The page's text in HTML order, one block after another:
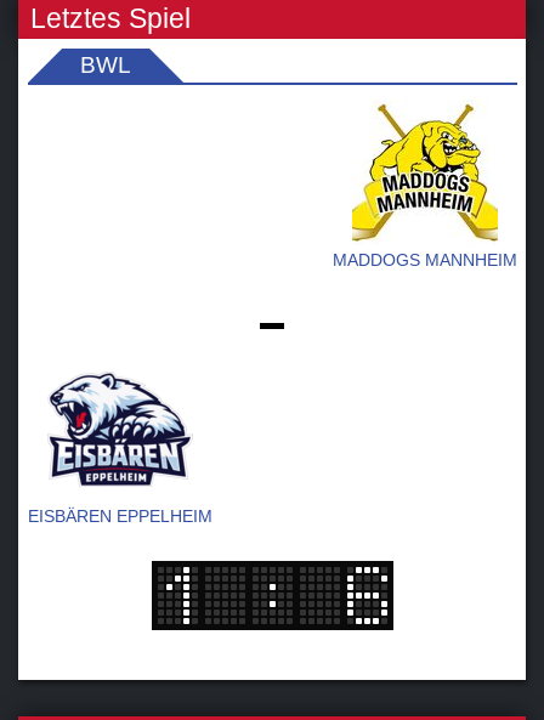
Letztes Spiel
BWL
MADDOGS MANNHEIM
-
EISBÄREN EPPELHEIM